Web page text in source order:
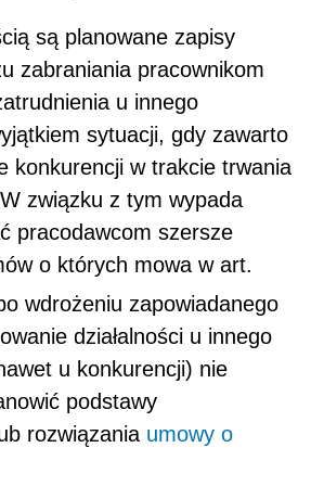
są planowane zapisy
zabraniania pracownikom
u innego
sytuacji, gdy zawarto
konkurencji w trakcie trwania
związku z tym wypada
pracodawcom szersze
o których mowa w art.
wdrożeniu zapowiadanego
działalności u innego
u konkurencji) nie
podstawy
rozwiązania umowy o